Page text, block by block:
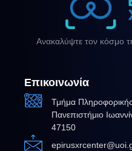
Ανακαλύψτε τον κόσμο
Επικοινωνία
Τμήμα
Πανεπιστήμιο
47150